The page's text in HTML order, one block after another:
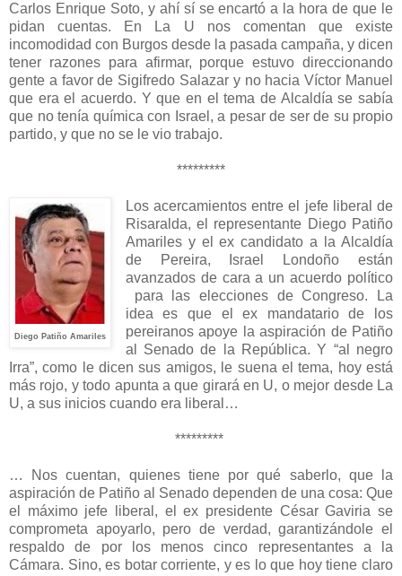
Carlos Enrique Soto, y ahí sí se encartó a la hora de que le
pidan cuentas. En La U nos comentan que existe
incomodidad con Burgos desde la pasada campaña, y dicen
tener razones para afirmar, porque estuvo direccionando
gente a favor de Sigifredo Salazar y no hacia Víctor Manuel
que era el acuerdo. Y que en el tema de Alcaldía se sabía
que no tenía química con Israel, a pesar de ser de su propio
partido, y que no se le vio trabajo.
*********
Diego Patiño Amariles
Los acercamientos entre el jefe liberal de
Risaralda, el representante Diego Patiño
Amariles y el ex candidato a la Alcaldía
de Pereira, Israel Londoño están
avanzados de cara a un acuerdo político
para las elecciones de Congreso. La
idea es que el ex mandatario de los
pereiranos apoye la aspiración de Patiño
al Senado de la República. Y “al negro
Irra”, como le dicen sus amigos, le suena el tema, hoy está
más rojo, y todo apunta a que girará en U, o mejor desde La
U, a sus inicios cuando era liberal…
*********
… Nos cuentan, quienes tiene por qué saberlo, que la
aspiración de Patiño al Senado dependen de una cosa: Que
el máximo jefe liberal, el ex presidente César Gaviria se
comprometa apoyarlo, pero de verdad, garantizándole el
respaldo de por los menos cinco representantes a la
Cámara. Sino, es botar corriente, y es lo que hoy tiene claro